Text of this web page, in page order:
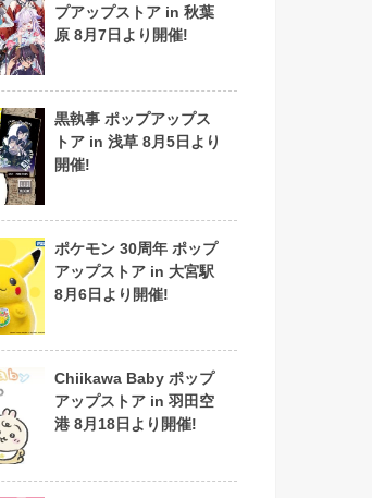
プアップストア in 秋葉
原 8月7日より開催!
黒執事 ポップアップス
トア in 浅草 8月5日より
開催!
ポケモン 30周年 ポップ
アップストア in 大宮駅
8月6日より開催!
Chiikawa Baby ポップ
アップストア in 羽田空
港 8月18日より開催!